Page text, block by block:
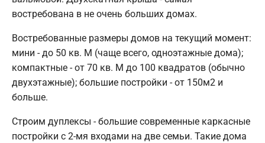
востребована в не очень больших домах.
Востребованные размеры домов на текущий момент:
мини - до 50 кв. М (чаще всего, одноэтажные дома);
компактные - от 70 кв. М до 100 квадратов (обычно
двухэтажные); большие постройки - от 150м2 и
больше.
Строим дуплексы - большие современные каркасные
постройки с 2-мя входами на две семьи. Такие дома